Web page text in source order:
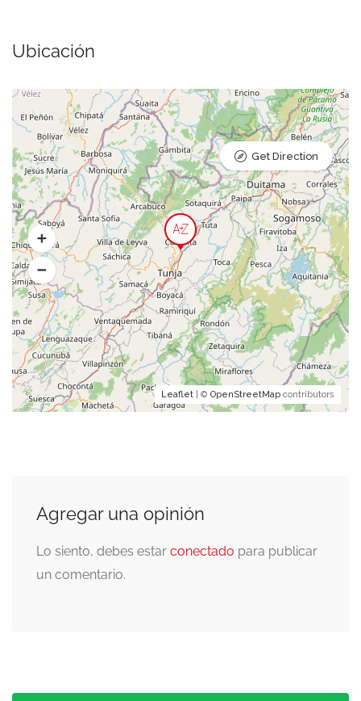
Ubicación
Leaflet | © OpenStreetMap contributors
Get Direction
Agregar una opinión
Lo siento, debes estar conectado para publicar
un comentario.